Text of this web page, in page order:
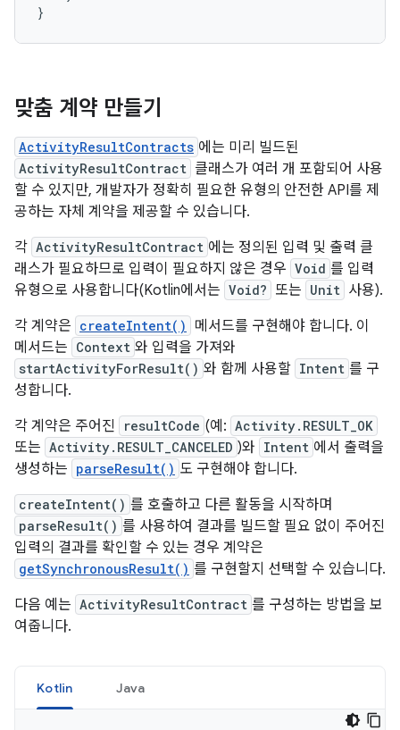
}
맞춤 계약 만들기
ActivityResultContracts 에는 미리 빌드된
ActivityResultContract 클래스가 여러 개 포함되어 사용
할 수 있지만, 개발자가 정확히 필요한 유형의 안전한 API를 제
공하는 자체 계약을 제공할 수 있습니다.
각 ActivityResultContract 에는 정의된 입력 및 출력 클
래스가 필요하므로 입력이 필요하지 않은 경우 Void 를 입력
유형으로 사용합니다(Kotlin에서는 Void? 또는 Unit 사용).
각 계약은 createIntent()
메서드를 구현해야 합니다. 이
메서드는 Context 와 입력을 가져와
startActivityForResult() 와 함께 사용할 Intent 를 구
성합니다.
각 계약은 주어진
resultCode (예: Activity.RESULT_OK
또는 Activity.RESULT_CANCELED )와 Intent 에서 출력을
생성하는 parseResult() 도 구현해야 합니다.
createIntent() 를 호출하고 다른 활동을 시작하며
parseResult() 를 사용하여 결과를 빌드할 필요 없이 주어진
입력의 결과를 확인할 수 있는 경우 계약은
getSynchronousResult() 를 구현할지 선택할 수 있습니다.
다음 예는 ActivityResultContract 를 구성하는 방법을 보
여줍니다.
Kotlin Java